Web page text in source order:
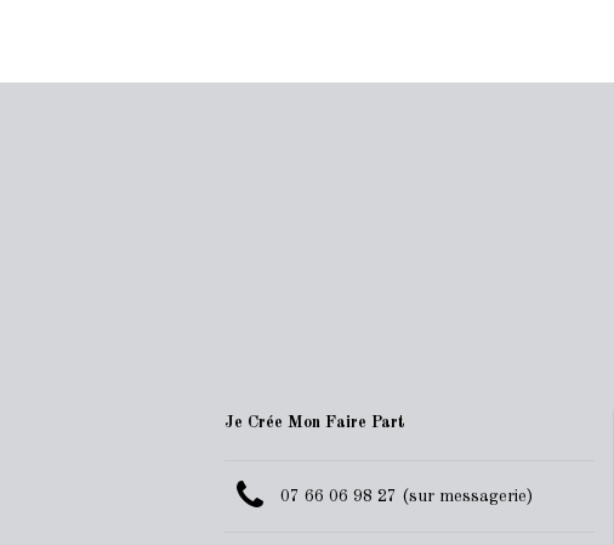
Je Crée Mon Faire Part
07 66 06 98 27 (sur messagerie)